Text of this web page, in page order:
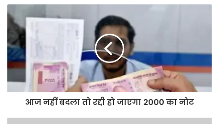
आज नहीं बदला तो रद्दी हो जाएगा 2000 का नोट